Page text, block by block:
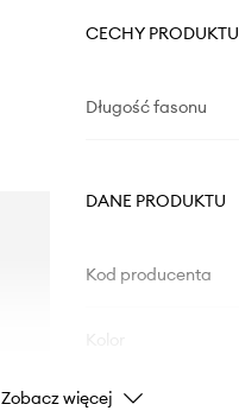
CECHY PRODUKTU
Długość fasonu
DANE PRODUKTU
Kod producenta
Marka
Zobacz więcej